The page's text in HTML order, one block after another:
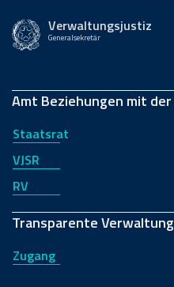
Verwaltungsjustiz
Generalsekretär
Amt Beziehungen mit
Staatsrat
VJSR
RV
Transparente Verwaltung
Zugang